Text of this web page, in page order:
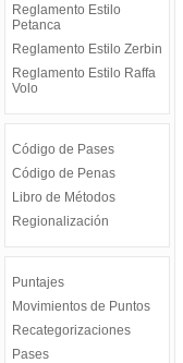
Reglamento Estilo
Petanca
Reglamento Estilo Zerbin
Reglamento Estilo Raffa
Volo
Código de Pases
Código de Penas
Libro de Métodos
Regionalización
Puntajes
Movimientos de Puntos
Recategorizaciones
Pases